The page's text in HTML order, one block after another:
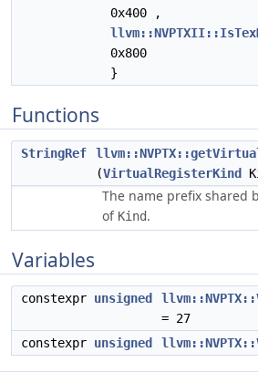
0x400 ,
0x800
}
Functions
StringRef
(VirtualRegisterKind
The name prefix shared
of Kind.
Variables
constexpr unsigned
= 27
constexpr unsigned